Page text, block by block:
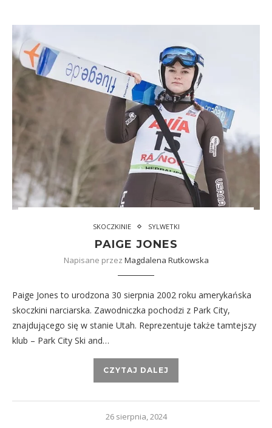
SKOCZKINIE SYLWETKI
PAIGE JONES
Napisane przez Magdalena Rutkowska
Paige Jones to urodzona 30 sierpnia 2002 roku amerykańska
skoczkini narciarska. Zawodniczka pochodzi z Park City,
znajdującego się w stanie Utah. Reprezentuje także tamtejszy
klub – Park City Ski and…
CZYTAJ DALEJ
26 sierpnia, 2024